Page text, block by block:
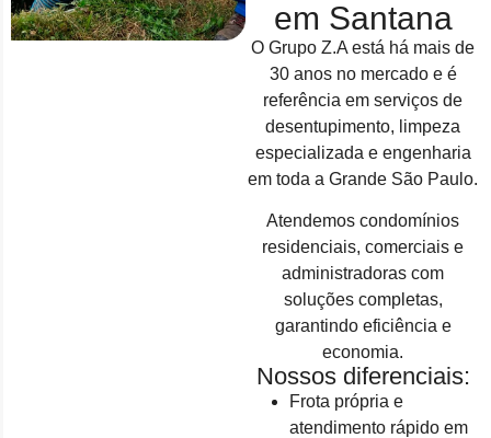
em Santana
O Grupo Z.A está há mais de
30 anos no mercado e é
referência em serviços de
desentupimento, limpeza
especializada e engenharia
em toda a Grande São Paulo.
Atendemos condomínios
residenciais, comerciais e
administradoras com
soluções completas,
garantindo eficiência e
economia.
Nossos diferenciais:
Frota própria e
atendimento rápido em